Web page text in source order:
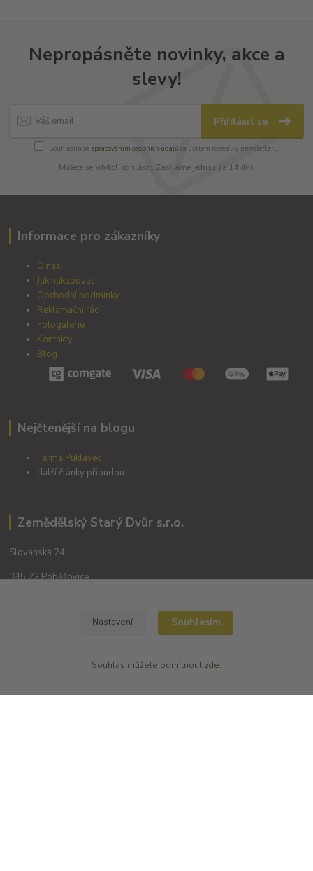
Nepropásněte novinky, akce a
slevy!
Přihlásit se
Souhlasím se zpracováním osobních údajůza účelem rozesílky newsletteru.
Můžete se kdykoli odhlásit. Zasíláme jednou za 14 dní.
Informace pro zákazníky
O nás
Jak nakupovat
Obchodní podmínky
Reklamační řád
Fotogalerie
Kontakty
Blog
Nejčtenější na blogu
Farma Puklavec
další články přibudou
Zemědělský Starý Dvůr s.r.o.
Slovanská 24
345 22 Poběžovice
Nastavení Souhlasím
Souhlas můžete odmítnout zde.